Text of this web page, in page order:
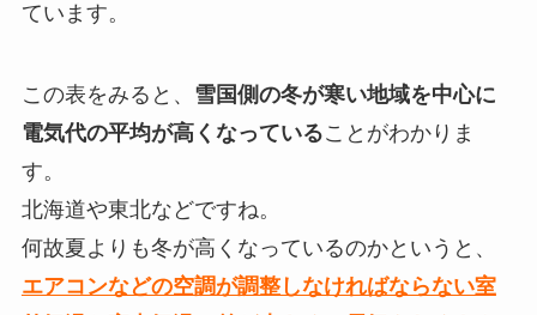
ています。
この表をみると、 雪国側の冬が寒い地域を中心に
電気代の平均が高くなっていることがわかりま
す。
北海道や東北などですね。
何故夏よりも冬が高くなっているのかというと、
エアコンなどの空調が調整しなければならない室